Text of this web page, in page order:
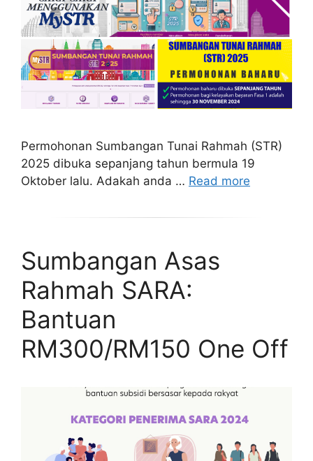
Permohonan Sumbangan Tunai Rahmah (STR)
2025 dibuka sepanjang tahun bermula 19
Oktober lalu. Adakah anda … Read more
Sumbangan Asas
Rahmah SARA:
Bantuan
RM300/RM150 One Off